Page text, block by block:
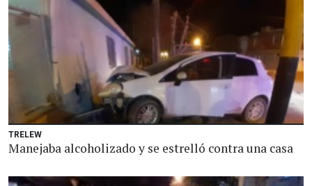
TRELEW
Manejaba alcoholizado y se estrelló contra una casa